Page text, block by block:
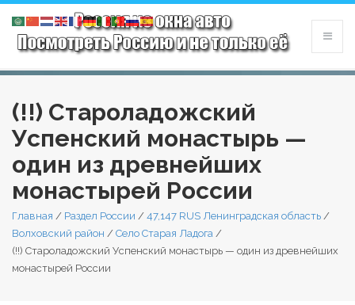
(!!) Староладожский
Успенский монастырь —
один из древнейших
монастырей России
Главная / Раздел России / 47,147 RUS Ленинградская область /
Волховский район / Село Старая Ладога /
(!!) Староладожский Успенский монастырь — один из древнейших
монастырей России